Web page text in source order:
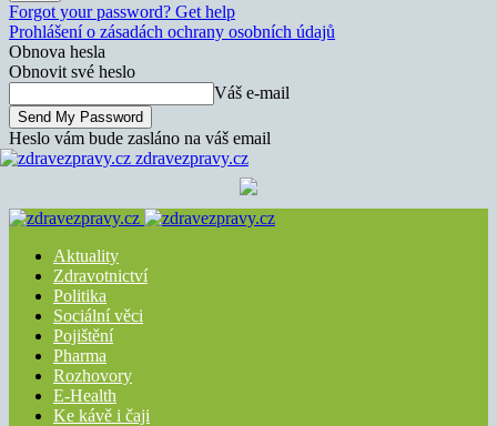
Forgot your password? Get help
Prohlášení o zásadách ochrany osobních údajů
Obnova hesla
Obnovit své heslo
Váš e-mail
Heslo vám bude zasláno na váš email
zdravezpravy.cz
Aktuality
Zdravotnictví
Politika
Sociální věci
Pojištění
Pharma
Rozhovory
E-Health
Ke kávě i čaji